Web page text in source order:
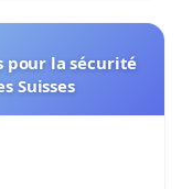
pour la sécurité
Suisses